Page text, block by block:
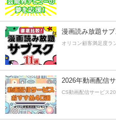
漫画読み放題サブ
オリコン顧客満足度ラ
2026年動画配信
CS動画配信サービス